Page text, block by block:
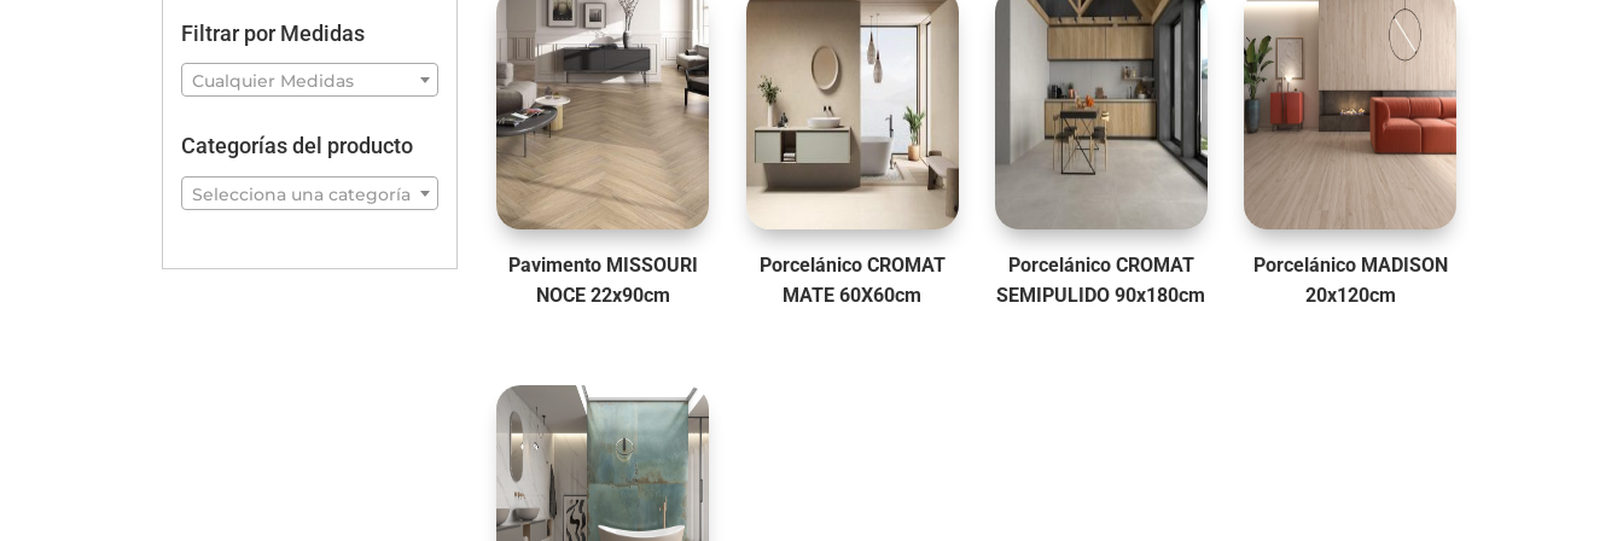
Filtrar por Medidas
Cualquier Medidas
Categorías del producto
Selecciona una categoría
10,95€.
11,95€.
10,95€.
11,95€.
Pavimento MISSOURI
NOCE 22x90cm
Porcelánico CROMAT
MATE 60X60cm
Porcelánico CROMAT
SEMIPULIDO 90x180cm
Porcelánico MADISON
20x120cm